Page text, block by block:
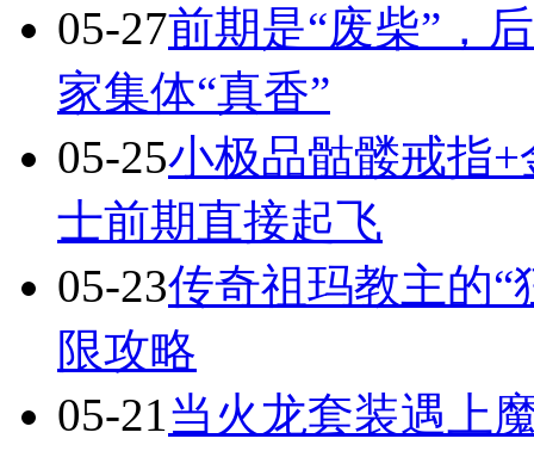
05-27前期是“废柴”，
家集体“真香”
05-25小极品骷髅戒指
士前期直接起飞
05-23传奇祖玛教主的“
限攻略
05-21当火龙套装遇上